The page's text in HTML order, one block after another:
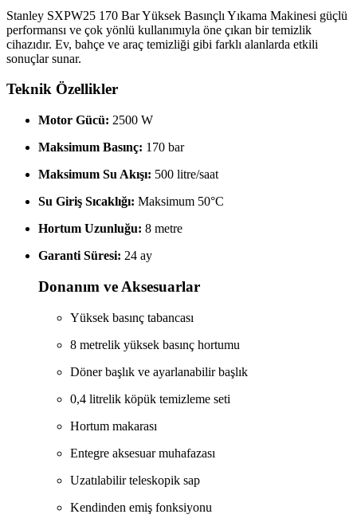
Stanley SXPW25 170 Bar Yüksek Basınçlı Yıkama Makinesi güçlü
performansı ve çok yönlü kullanımıyla öne çıkan bir temizlik
cihazıdır. Ev, bahçe ve araç temizliği gibi farklı alanlarda etkili
sonuçlar sunar.
Teknik Özellikler
Motor Gücü: 2500 W
Maksimum Basınç: 170 bar
Maksimum Su Akışı: 500 litre/saat
Su Giriş Sıcaklığı: Maksimum 50°C
Hortum Uzunluğu: 8 metre
Garanti Süresi: 24 ay
Donanım ve Aksesuarlar
Yüksek basınç tabancası
8 metrelik yüksek basınç hortumu
Döner başlık ve ayarlanabilir başlık
0,4 litrelik köpük temizleme seti
Hortum makarası
Entegre aksesuar muhafazası
Uzatılabilir teleskopik sap
Kendinden emiş fonksiyonu